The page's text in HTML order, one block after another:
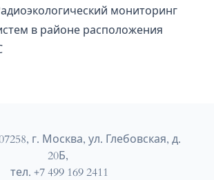
мониторинг
в районе расположения
г. Москва, ул. Глебовская, д.
20Б,
тел. +7 499 169 2411